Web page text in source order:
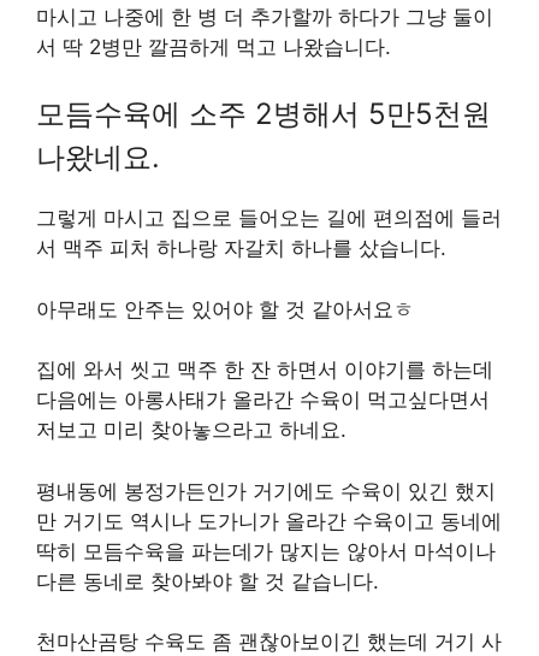
마시고 나중에 한 병 더 추가할까 하다가 그냥 둘이
서 딱 2병만 깔끔하게 먹고 나왔습니다.
모듬수육에 소주 2병해서 5만5천원
나왔네요.
그렇게 마시고 집으로 들어오는 길에 편의점에 들러
서 맥주 피처 하나랑 자갈치 하나를 샀습니다.
아무래도 안주는 있어야 할 것 같아서요ㅎ
집에 와서 씻고 맥주 한 잔 하면서 이야기를 하는데
다음에는 아롱사태가 올라간 수육이 먹고싶다면서
저보고 미리 찾아놓으라고 하네요.
평내동에 봉정가든인가 거기에도 수육이 있긴 했지
만 거기도 역시나 도가니가 올라간 수육이고 동네에
딱히 모듬수육을 파는데가 많지는 않아서 마석이나
다른 동네로 찾아봐야 할 것 같습니다.
천마산곰탕 수육도 좀 괜찮아보이긴 했는데 거기 사